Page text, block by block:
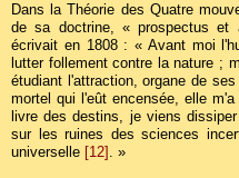
Dans la Théorie des Quatre
de sa doctrine, « prospectus et
écrivait en 1808 : « Avant moi
lutter follement contre la nature ;
étudiant l'attraction, organe de
mortel qui l'eût encensée, elle
livre des destins, je viens
sur les ruines des sciences
universelle [12] . »